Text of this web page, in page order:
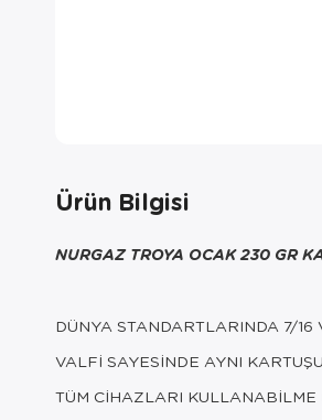
Ürün Bilgisi
NURGAZ TROYA OCAK 230 GR
DÜNYA STANDARTLARINDA 7/16
VALFİ SAYESİNDE AYNI
TÜM CİHAZLARI KULLANABİLME